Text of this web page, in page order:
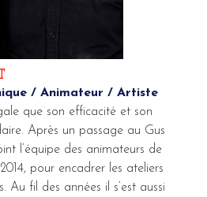
/ Animateur / Artiste
que son efficacité et son
Après un passage au Gus
l’équipe des animateurs de
pour encadrer les ateliers
Au fil des années il s’est aussi